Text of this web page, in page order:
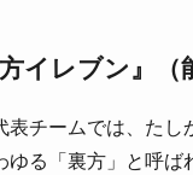
イレブン』
チームでは、た
る「裏方」と呼